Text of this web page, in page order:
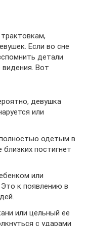
Если во сне
детали
видения. Вот
девушка
или
одетым в
постигнет
или
к появлению в
или цельный ее
с ударами